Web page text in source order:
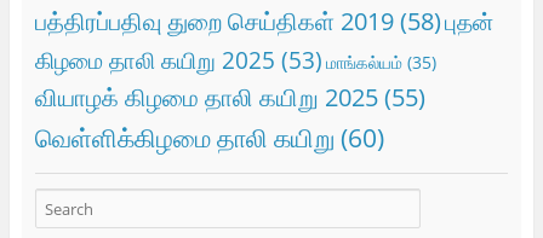
பத்திரப்பதிவு துறை செய்திகள் 2019(58)புதன்
கிழமை தாலி கயிறு 2025 (53) மாங்கல்யம்(35)
வியாழக் கிழமை தாலி கயிறு 2025(55)
வெள்ளிக்கிழமை தாலி கயிறு (60)